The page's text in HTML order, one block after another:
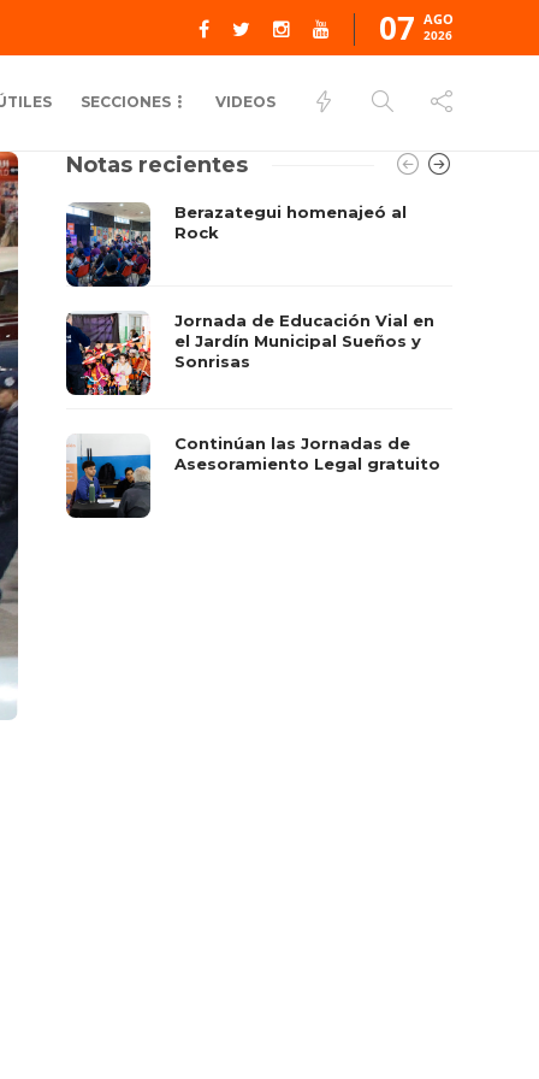
07 AGO
2026
SECCIONES VIDEOS
Notas recientes
Berazategui homenajeó al
Rock
Jornada de Educación Vial en
el Jardín Municipal Sueños y
Sonrisas
Continúan las Jornadas de
Asesoramiento Legal gratuito